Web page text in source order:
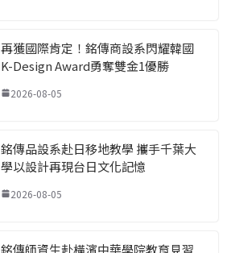
再獲國際肯定！銘傳商設系閃耀韓國
K-Design Award勇奪雙金1優勝
2026-08-05
銘傳品設系赴日移地教學 攜手千葉大
學以設計再現台日文化記憶
2026-08-05
銘傳師資生赴橫濱中華學院教育見習